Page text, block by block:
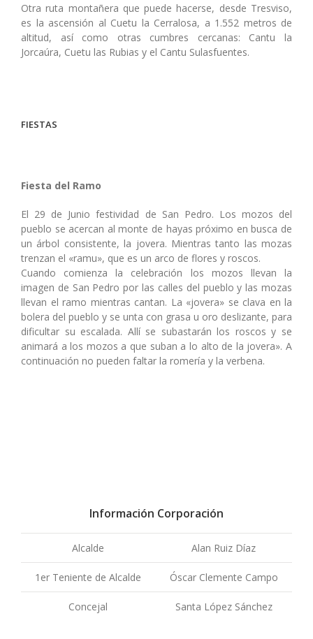
Otra ruta montañera que puede hacerse, desde Tresviso,
es la ascensión al Cuetu la Cerralosa, a 1.552 metros de
altitud, así como otras cumbres cercanas: Cantu la
Jorcaúra, Cuetu las Rubias y el Cantu Sulasfuentes.
FIESTAS
Fiesta del Ramo
El 29 de Junio festividad de San Pedro. Los mozos del
pueblo se acercan al monte de hayas próximo en busca de
un árbol consistente, la jovera. Mientras tanto las mozas
trenzan el «ramu», que es un arco de flores y roscos.
Cuando comienza la celebración los mozos llevan la
imagen de San Pedro por las calles del pueblo y las mozas
llevan el ramo mientras cantan. La «jovera» se clava en la
bolera del pueblo y se unta con grasa u oro deslizante, para
dificultar su escalada. Allí se subastarán los roscos y se
animará a los mozos a que suban a lo alto de la jovera». A
continuación no pueden faltar la romería y la verbena.
Información Corporación
Alcalde Alan Ruiz Díaz
1er Teniente de Alcalde Óscar Clemente Campo
Concejal Santa López Sánchez